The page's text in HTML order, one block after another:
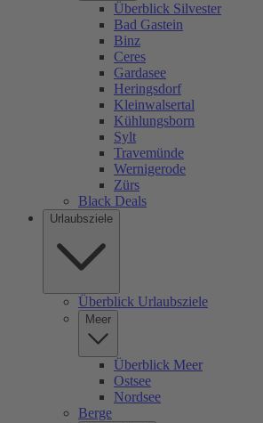
Überblick Silvester
Bad Gastein
Binz
Ceres
Gardasee
Heringsdorf
Kleinwalsertal
Kühlungsborn
Sylt
Travemünde
Wernigerode
Zürs
Black Deals
Urlaubsziele
Überblick Urlaubsziele
Meer
Überblick Meer
Ostsee
Nordsee
Berge